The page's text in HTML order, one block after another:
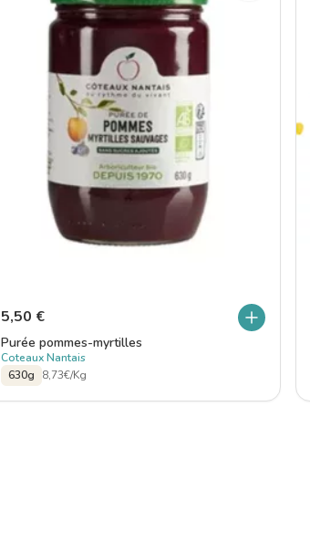
5,50 €
Purée pommes-myrtilles
Coteaux Nantais
630g
8,73€/Kg